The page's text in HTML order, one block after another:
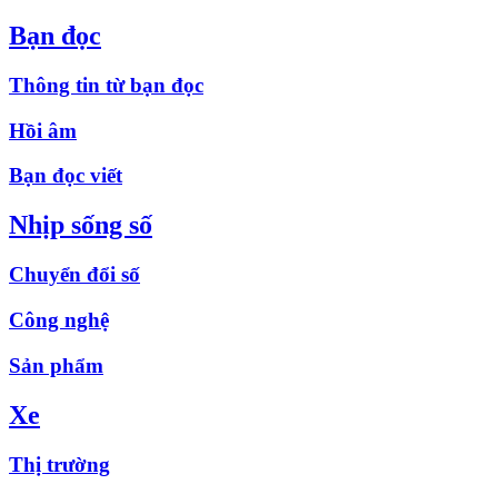
Bạn đọc
Thông tin từ bạn đọc
Hồi âm
Bạn đọc viết
Nhịp sống số
Chuyển đổi số
Công nghệ
Sản phẩm
Xe
Thị trường